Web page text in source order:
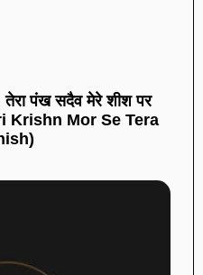
पंख सदैव मेरे शीश पर
Krishn Mor Se Tera